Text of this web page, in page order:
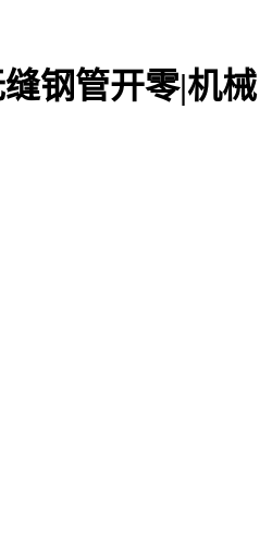
钢管开零|机械